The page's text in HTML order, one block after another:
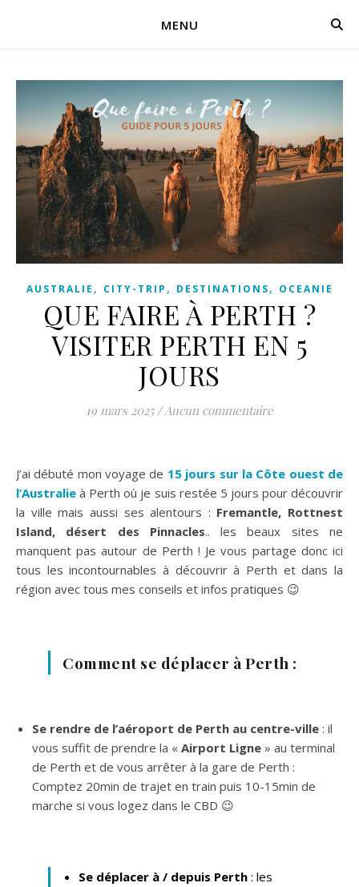
MENU
AUSTRALIE , CITY-TRIP , DESTINATIONS, OCEANIE
QUE FAIRE À PERTH ?
VISITER PERTH EN 5
JOURS
19 mars 2025 /Aucun commentaire
J’ai débuté mon voyage de 15 jours sur la Côte ouest de
l’Australie à Perth où je suis restée 5 jours pour découvrir
la ville mais aussi ses alentours : Fremantle, Rottnest
Island, désert des Pinnacles.. les beaux sites ne
manquent pas autour de Perth ! Je vous partage donc ici
tous les incontournables à découvrir à Perth et dans la
région avec tous mes conseils et infos pratiques 😉
Comment se déplacer à Perth :
Se rendre de l’aéroport de Perth au centre-ville : il
vous suffit de prendre la « Airport Ligne » au terminal
de Perth et de vous arrêter à la gare de Perth :
Comptez 20min de trajet en train puis 10-15min de
marche si vous logez dans le CBD 😉
Se déplacer à / depuis Perth : les